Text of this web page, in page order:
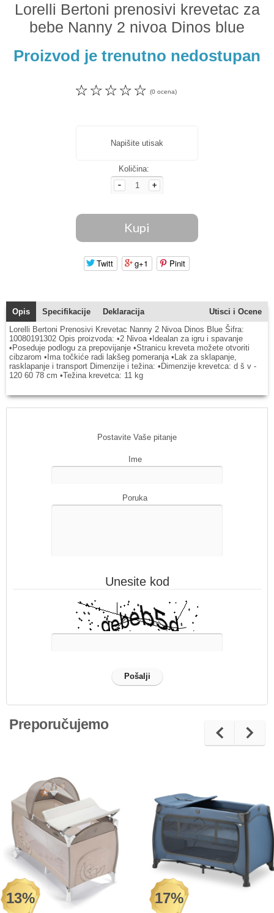
Lorelli Bertoni prenosivi krevetac za
bebe Nanny 2 nivoa Dinos blue
Proizvod je trenutno nedostupan
☆
☆
☆
☆
☆ (0 ocena)
Napišite utisak
Količina:
Twitt g+1 Pinit
Opis Specifikacije Deklaracija
Utisci i Ocene
Lorelli Bertoni Prenosivi Krevetac Nanny 2 Nivoa Dinos Blue Šifra:
10080191302 Opis proizvoda: •2 Nivoa •Idealan za igru i spavanje
•Poseduje podlogu za prepovijanje •Stranicu kreveta možete otvoriti
cibzarom •Ima točkiće radi lakšeg pomeranja •Lak za sklapanje,
rasklapanje i transport Dimenzije i težina: •Dimenzije krevetca: d š v -
120 60 78 cm •Težina krevetca: 11 kg
Postavite Vaše pitanje
Ime
Poruka
Unesite kod
Preporučujemo
13% 17%